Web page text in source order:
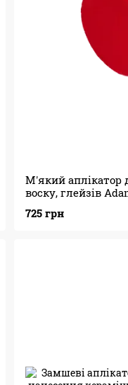
М'який аплікатор
воску, глейзів
725 грн